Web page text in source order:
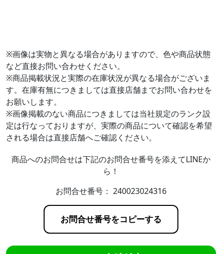
※画像は実物と異なる場合がありますので、色や商品状態
など直接お問い合わせください。
※商品掲載状況と実際の在庫状況が異なる場合がございま
す。在庫有無につきましては直接店舗までお問い合わせを
お願いします。
※画像掲載のない商品につきましては当社規定のランク設
定は行なっておりますが、実際の商品について確認を希望
される場合は直接店舗へご確認ください。
商品へのお問合せは下記のお問合せ番号を添えてLINEか
ら！
お問合せ番号： 240023024316
お問合せ番号をコピーする